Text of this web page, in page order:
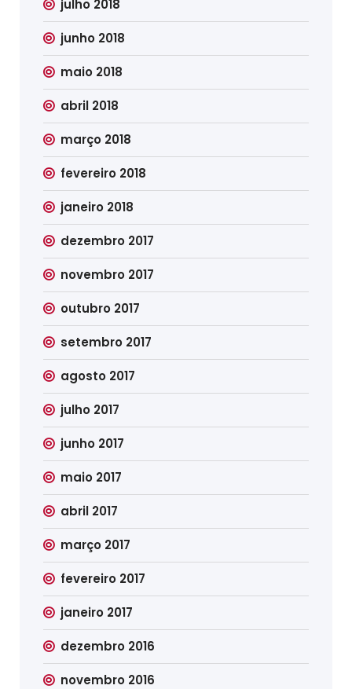
julho 2018
junho 2018
maio 2018
abril 2018
março 2018
fevereiro 2018
janeiro 2018
dezembro 2017
novembro 2017
outubro 2017
setembro 2017
agosto 2017
julho 2017
junho 2017
maio 2017
abril 2017
março 2017
fevereiro 2017
janeiro 2017
dezembro 2016
novembro 2016